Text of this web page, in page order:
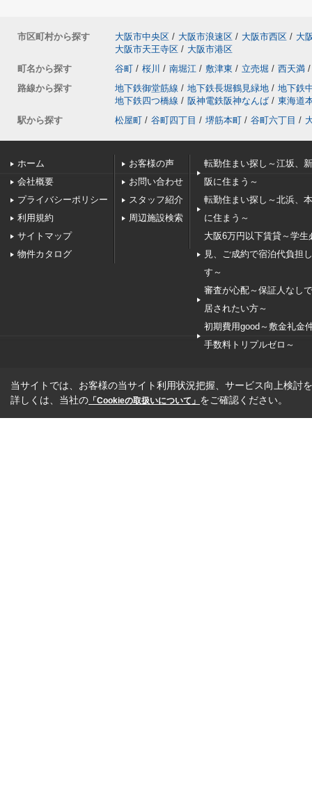
市区町村から探す 大阪市中央区 / 大阪市浪速区 / 大阪市西区 / 大
大阪市天王寺区 / 大阪市港区
町名から探す
谷町 / 桜川 / 南堀江 / 敷津東 / 立売堀 / 西天満 /
路線から探す
地下鉄御堂筋線 / 地下鉄長堀鶴見緑地 / 地下鉄
地下鉄四つ橋線 / 阪神電鉄阪神なんば / 東海道
駅から探す
松屋町 / 谷町四丁目 / 堺筋本町 / 谷町六丁目 /
ホーム
会社概要
プライバシーポリシー
利用規約
サイトマップ
物件カタログ
お客様の声
お問い合わせ
スタッフ紹介
周辺施設検索
転勤住まい探し～江坂、
阪に住まう～
転勤住まい探し～北浜、
に住まう～
大阪6万円以下賃貸～学生
見、ご成約で宿泊代負担
す～
審査が心配～保証人なし
居されたい方～
初期費用good～敷金礼金
手数料トリプルゼロ～
当サイトでは、お客様の当サイト利用状況把握、サービス向上検討
詳しくは、当社の 「Cookieの取扱いについて」 をご確認ください。